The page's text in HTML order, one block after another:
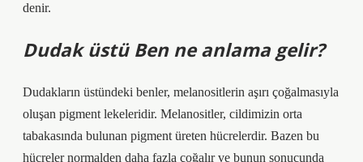
denir.
Dudak üstü Ben ne anlama gelir?
Dudakların üstündeki benler, melanositlerin aşırı çoğalmasıyla
oluşan pigment lekeleridir. Melanositler, cildimizin orta
tabakasında bulunan pigment üreten hücrelerdir. Bazen bu
hücreler normalden daha fazla çoğalır ve bunun sonucunda